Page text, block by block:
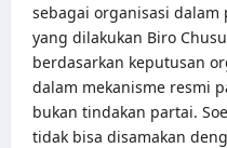
sebagai organisasi dalam
yang dilakukan Biro
berdasarkan keputusan
dalam mekanisme resmi
bukan tindakan partai.
tidak bisa disamakan